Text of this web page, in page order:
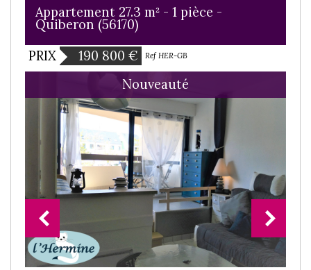
Appartement 27.3 m² - 1 pièce -
Quiberon (56170)
PRIX
190 800 € Ref HER-GB
Nouveauté